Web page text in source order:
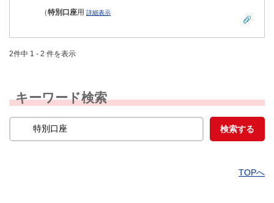
（特別口座用 詳細表示
2件中 1 - 2 件を表示
キーワード検索
TOPへ